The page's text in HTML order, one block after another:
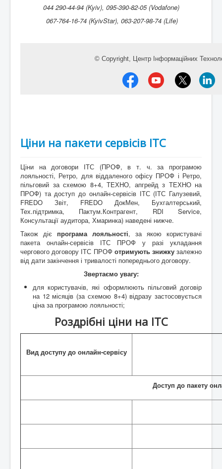
044 290-44-94 (Kyiv), 095-390-82-05 (Vodafone)
067-764-16-74 (KyivStar), 063-207-98-74 (Life)
© Copyright, Центр Інформаційних
Ціни на пакети сервісів ІТС
Ціни на договори ІТС (ПРОФ, в т. ч. за програмою
лояльності, Ретро, для віддаленого офісу ПРОФ і Ретро,
пільговий за схемою 8+4, ТЕХНО, апгрейд з ТЕХНО на
ПРОФ) та доступ до онлайн-сервісів ІТС (ІТС Галузевий,
FREDO Звіт, FREDO ДокМен, Бухгалтерський,
Тех.підтримка, Пактум.Контрагент, RDI Service,
Консультації аудитора, Хмаринка) наведені нижче.
Також діє програма лояльності, за якою користувачі
пакета онлайн-сервісів ІТС ПРОФ у разі укладання
чергового договору ІТС ПРОФ отримують знижкузалежно
від дати закінчення і тривалості попереднього договору.
Звертаємо увагу:
для користувачів, які оформлюють пільговий договір
на 12 місяців (за схемою 8+4) відразу застосовується
ціна за програмою лояльності;
Роздрібні ціни на ІТС
Вид доступу до онлайн-сервісу
Доступ до пакету